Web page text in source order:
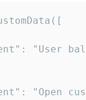
"User
"Open